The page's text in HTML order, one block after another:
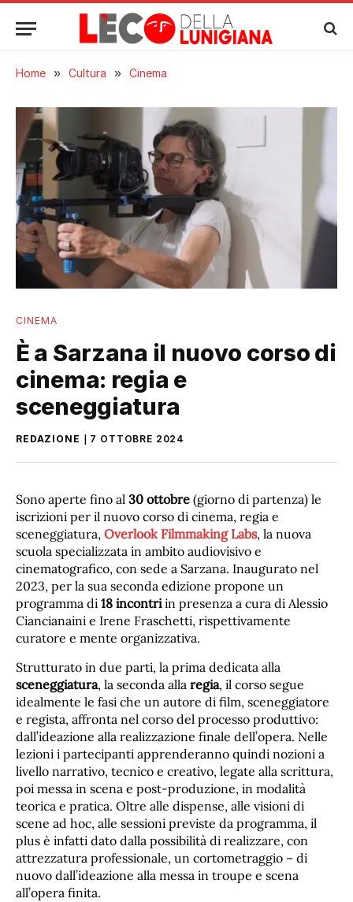
Home » Cultura » Cinema
CINEMA
È a Sarzana il nuovo corso di
cinema: regia e
sceneggiatura
REDAZIONE 7 OTTOBRE 2024
Sono aperte fino al 30 ottobre (giorno di partenza) le
iscrizioni per il nuovo corso di cinema, regia e
sceneggiatura, Overlook Filmmaking Labs, la nuova
scuola specializzata in ambito audiovisivo e
cinematografico, con sede a Sarzana. Inaugurato nel
2023, per la sua seconda edizione propone un
programma di 18 incontriin presenza a cura di Alessio
Ciancianaini e Irene Fraschetti, rispettivamente
curatore e mente organizzativa.
Strutturato in due parti, la prima dedicata alla
sceneggiatura, la seconda alla regia, il corso segue
idealmente le fasi che un autore di film, sceneggiatore
e regista, affronta nel corso del processo produttivo:
dall’ideazione alla realizzazione finale dell’opera. Nelle
lezioni i partecipanti apprenderanno quindi nozioni a
livello narrativo, tecnico e creativo, legate alla scrittura,
poi messa in scena e post-produzione, in modalità
teorica e pratica. Oltre alle dispense, alle visioni di
scene ad hoc, alle sessioni previste da programma, il
plus è infatti dato dalla possibilità di realizzare, con
attrezzatura professionale, un cortometraggio – di
nuovo dall’ideazione alla messa in troupe e scena
all’opera finita.